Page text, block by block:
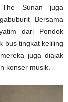
Sunan juga
Bersama
dari Pondok
bus tingkat keliling
juga diajak
konser musik.